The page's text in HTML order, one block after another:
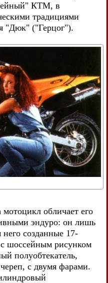
КТМ, в
традициями
"Дюк" ("Герцог").
обличает его
эндуро: он лишь
него созданные 17-
шоссейным рисунком
полуобтекатель,
с двумя фарами.